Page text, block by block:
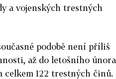
a vojenských trestných
podobě není příliš
až do letošního února
122 trestných činů.